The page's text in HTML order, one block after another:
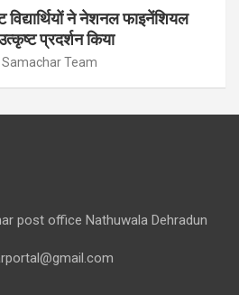
ने नेशनल फाइनेंशियल
प्रदर्शन किया
Samachar Team
post office Nathuwala Dehradun